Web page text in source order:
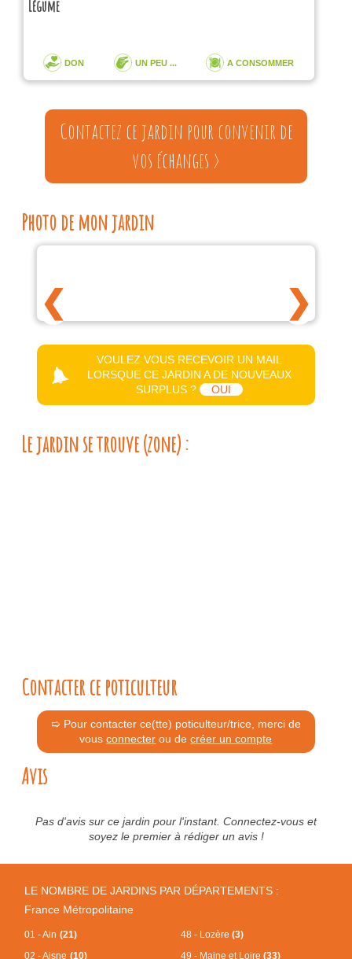
DON UN PEU ... A CONSOMMER
Contactez ce jardin pour convenir de
vos échanges >
Photo de mon jardin
❮ ❯
VOULEZ VOUS RECEVOIR UN MAIL
LORSQUE CE JARDIN A DE NOUVEAUX
SURPLUS ?
OUI
Le jardin se trouve (zone) :
Contacter ce poticulteur
➯ Pour contacter ce(tte) poticulteur/trice, merci de
vousconnecter ou decréer un compte
Avis
Pas d'avis sur ce jardin pour l'instant. Connectez-vous et
soyez le premier à rédiger un avis !
LE NOMBRE DE JARDINS PAR DÉPARTEMENTS :
France Métropolitaine
01 - Ain(21)
02 - Aisne(10)
48 - Lozère (3)
49 - Maine et Loire (33)